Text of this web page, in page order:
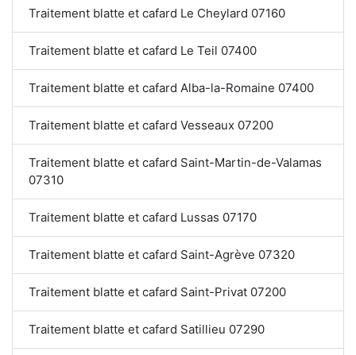
Traitement blatte et cafard Le Cheylard 07160
Traitement blatte et cafard Le Teil 07400
Traitement blatte et cafard Alba-la-Romaine 07400
Traitement blatte et cafard Vesseaux 07200
Traitement blatte et cafard Saint-Martin-de-Valamas
07310
Traitement blatte et cafard Lussas 07170
Traitement blatte et cafard Saint-Agrève 07320
Traitement blatte et cafard Saint-Privat 07200
Traitement blatte et cafard Satillieu 07290